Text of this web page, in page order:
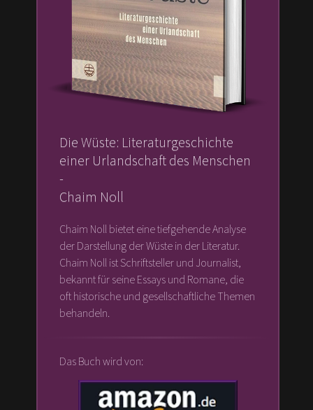
Die Wüste: Literaturgeschichte
einer Urlandschaft des Menschen
-
Chaim Noll
Chaim Noll bietet eine tiefgehende Analyse
der Darstellung der Wüste in der Literatur.
Chaim Noll ist Schriftsteller und Journalist,
bekannt für seine Essays und Romane, die
oft historische und gesellschaftliche Themen
behandeln.
Das Buch wird von: